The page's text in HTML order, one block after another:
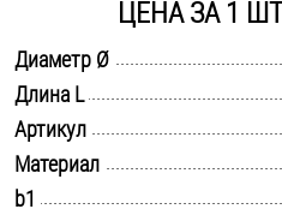
Саморезы и шурупы
Стопорные кольца
Такелаж
ЦЕНА ЗА 1
Диаметр Ø
Длина L
Артикул
Материал
b1